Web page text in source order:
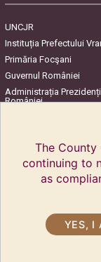
UNCJR
Instituția Prefectului
Primăria Focşani
Guvernul României
Administrația
României
The County
continuing to
as
YES, I